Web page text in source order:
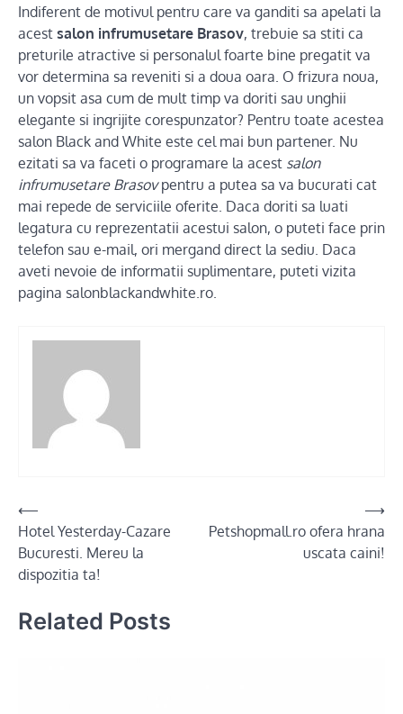
Indiferent de motivul pentru care va ganditi sa apelati la
acest salon infrumusetare Brasov, trebuie sa stiti ca
preturile atractive si personalul foarte bine pregatit va
vor determina sa reveniti si a doua oara. O frizura noua,
un vopsit asa cum de mult timp va doriti sau unghii
elegante si ingrijite corespunzator? Pentru toate acestea
salon Black and White este cel mai bun partener. Nu
ezitati sa va faceti o programare la acest salon
infrumusetare Brasovpentru a putea sa va bucurati cat
mai repede de serviciile oferite. Daca doriti sa luati
legatura cu reprezentatii acestui salon, o puteti face prin
telefon sau e-mail, ori mergand direct la sediu. Daca
aveti nevoie de informatii suplimentare, puteti vizita
pagina salonblackandwhite.ro.
Post
navigation
⟵
Hotel Yesterday-Cazare
Bucuresti. Mereu la
dispozitia ta!
Petshopmall.ro ofera hrana
uscata caini!
⟶
Related Posts